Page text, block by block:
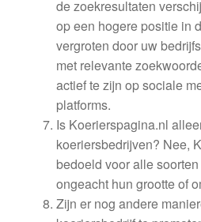
de zoekresultaten
op een hogere positie in
vergroten door uw
met relevante
actief te zijn op sociale
platforms.
Is Koerierspagina.nl
koeriersbedrijven? Nee,
bedoeld voor alle
ongeacht hun grootte of
Zijn er nog andere